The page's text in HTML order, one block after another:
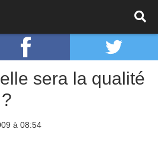
sera la qualité
à 08:54